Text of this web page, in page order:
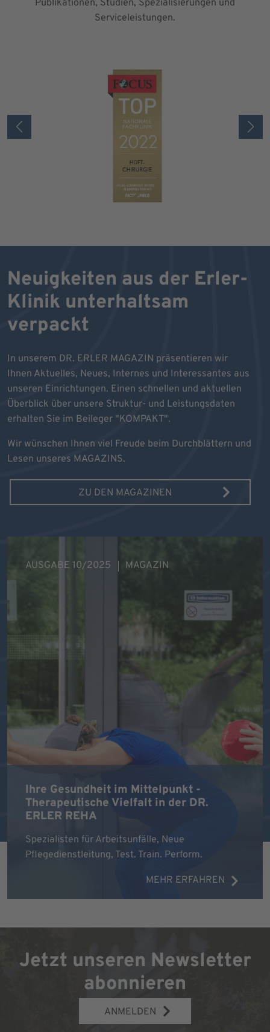
Publikationen, Studien, Spezialisierungen und
Serviceleistungen.
Neuigkeiten aus der Erler-
Klinik unterhaltsam
verpackt
In unserem DR. ERLER MAGAZIN präsentieren wir
Ihnen Aktuelles, Neues, Internes und Interessantes aus
unseren Einrichtungen. Einen schnellen und aktuellen
Überblick über unsere Struktur- und Leistungsdaten
erhalten Sie im Beileger "KOMPAKT".
Wir wünschen Ihnen viel Freude beim Durchblättern und
Lesen unseres MAGAZINS.
ZU DEN MAGAZINEN
Ihre Gesundheit im Mittelpunkt -
Therapeutische Vielfalt in der DR.
ERLER REHA
Spezialisten für Arbeitsunfälle, Neue
Pflegedienstleitung, Test. Train. Perform.
MEHR ERFAHREN
AUSGABE 10/2025 MAGAZIN
Jetzt unseren Newsletter
abonnieren
ANMELDEN